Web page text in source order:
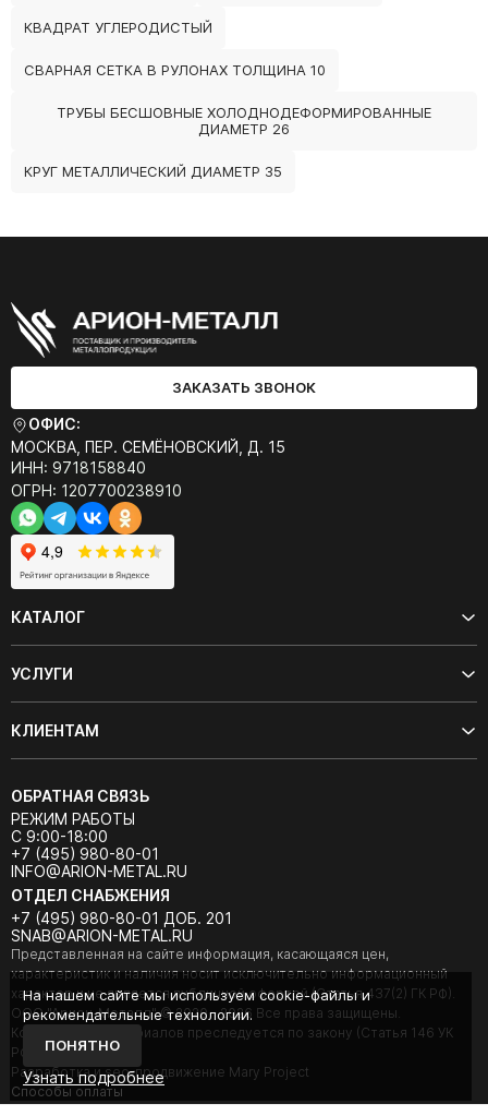
КВАДРАТ УГЛЕРОДИСТЫЙ
СВАРНАЯ СЕТКА В РУЛОНАХ ТОЛЩИНА 10
ТРУБЫ БЕСШОВНЫЕ ХОЛОДНОДЕФОРМИРОВАННЫЕ
ДИАМЕТР 26
КРУГ МЕТАЛЛИЧЕСКИЙ ДИАМЕТР 35
ЗАКАЗАТЬ ЗВОНОК
ОФИС:
МОСКВА, ПЕР. СЕМЁНОВСКИЙ, Д. 15
ИНН: 9718158840
ОГРН: 1207700238910
КАТАЛОГ
УСЛУГИ
КЛИЕНТАМ
ОБРАТНАЯ СВЯЗЬ
РЕЖИМ РАБОТЫ
С 9:00-18:00
+7 (495) 980-80-01
INFO@ARION-METAL.RU
ОТДЕЛ СНАБЖЕНИЯ
+7 (495) 980-80-01 ДОБ. 201
SNAB@ARION-METAL.RU
Представленная на сайте информация, касающаяся цен,
характеристик и наличия носит исключительно информационный
характер и не является публичной офертой (Статья 437(2) ГК РФ).
ООО "Арион-Металл" © 2020 - 2026 Все права защищены.
Копирование материалов преследуется по закону (Статья 146 УК
РФ).
Разработка и seo-продвижение Mary Project
Cпособы оплаты
На нашем сайте мы используем cookie-файлы и
рекомендательные технологии.
ПОНЯТНО
Узнать подробнее